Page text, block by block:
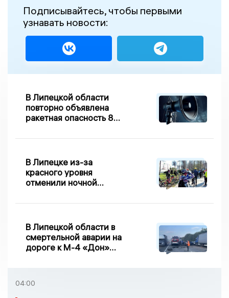
Подписывайтесь, чтобы первыми
узнавать новости:
В Липецкой области
повторно объявлена
ракетная опасность 8
В Липецке из-за
красного уровня
отменили ночной
В Липецкой области в
смертельной аварии на
дороге к М-4 «Дон»
04:00